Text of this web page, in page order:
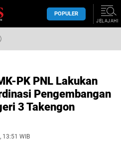
POPULER
JELAJAHI
PK PNL Lakukan
Pengembangan
3 Takengon
13:51 WIB